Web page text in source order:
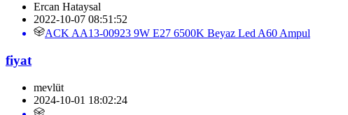
Ercan Hataysal
2022-10-07 08:51:52
ACK AA13-00923 9W E27 6500K Beyaz Led A60 Ampul
fiyat
mevlüt
2024-10-01 18:02:24